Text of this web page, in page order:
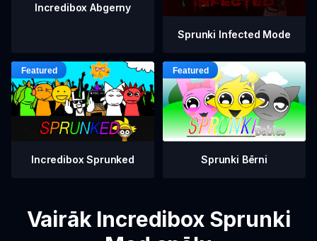
Incredibox Abgerny
Sprunki Infected Mode
Incredibox Sprunked Sprunki Bērni
Vairāk Incredibox Sprunki